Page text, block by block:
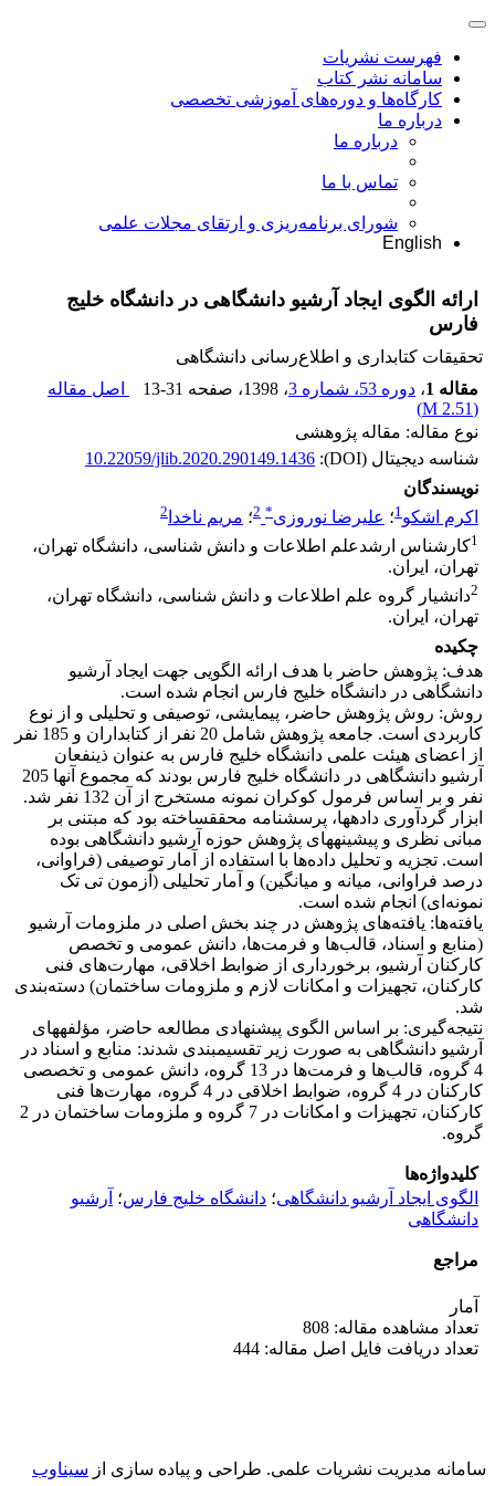
فهرست نشریات
سامانه نشر کتاب
کارگاه‌ها و دوره‌های آموزشی تخصصی
درباره ما
درباره ما
تماس با ما
شورای برنامه‌ریزی و ارتقای مجلات علمی
English
ارائه الگوی ایجاد آرشیو دانشگاهی در دانشگاه خلیج
فارس
تحقیقات کتابداری و اطلاع‌رسانی دانشگاهی
مقاله 1
، دوره 53، شماره 3 ، 1398 ، صفحه 13-31
اصل مقاله
(
2.51 M
)
نوع مقاله: مقاله پژوهشی
شناسه دیجیتال (DOI):
10.22059/jlib.2020.290149.1436
نویسندگان
اکرم اشکو1؛ علیرضا نوروزی*
2؛ مریم ناخدا 2
1کارشناس ارشدعلم اطلاعات و دانش شناسی، دانشگاه تهران،
تهران، ایران.
2دانشیار گروه علم اطلاعات و دانش شناسی، دانشگاه تهران،
تهران، ایران.
چکیده
هدف: پژوهش حاضر با هدف ارائه الگویی جهت ایجاد آرشیو
دانشگاهی در دانشگاه خلیج فارس انجام شده است.
روش‌: روش پژوهش حاضر، پیمایشی، توصیفی و تحلیلی و از نوع
کاربردی است. جامعه پژوهش شامل 20 نفر از کتابداران و 185 نفر
از اعضای هیئت علمی دانشگاه خلیج فارس به عنوان ذی‏نفعان
آرشیو دانشگاهی در دانشگاه خلیج فارس بودند که مجموع آن‏ها 205
نفر و بر اساس فرمول کوکران نمونه مستخرج از آن 132 نفر شد.
ابزار گردآوری داده‏ها، پرسشنامه محقق‏ساخته بود که مبتنی بر
مبانی نظری و پیشینه‏های پژوهش حوزه آرشیو دانشگاهی بوده
است. تجزیه و تحلیل داده‌ها با استفاده از آمار توصیفی (فراوانی،
درصد فراوانی، میانه و میانگین) و آمار تحلیلی (آزمون تی تک
نمونه‌ای) انجام شده است.
یافته‌ها: یافته‌های پژوهش در چند بخش اصلی در ملزومات آرشیو
(منابع و اسناد، قالب‌ها و فرمت‌ها، دانش عمومی و تخصص
کارکنان آرشیو، برخورداری از ضوابط اخلاقی، مهارت‌های فنی
کارکنان، تجهیزات و امکانات لازم و ملزومات ساختمان) دسته‌بندی
شد.
نتیجه‌گیری: بر اساس الگوی پیشنهادی مطالعه حاضر، مؤلفه‏های
آرشیو دانشگاهی به صورت زیر تقسیم‏بندی شدند: منابع و اسناد در
4 گروه، قالب‌ها و فرمت‌ها در 13 گروه، دانش عمومی و تخصصی
کارکنان در 4 گروه، ضوابط اخلاقی در 4 گروه، مهارت‌ها فنی
کارکنان، تجهیزات و امکانات در 7 گروه و ملزومات ساختمان در 2
گروه.
کلیدواژه‌ها
الگوی ایجاد آرشیو دانشگاهی؛ دانشگاه خلیج فارس؛ آرشیو
دانشگاهی
مراجع
آمار
تعداد مشاهده مقاله: 808
تعداد دریافت فایل اصل مقاله: 444
سامانه مدیریت نشریات علمی. طراحی و پیاده سازی از سیناوب